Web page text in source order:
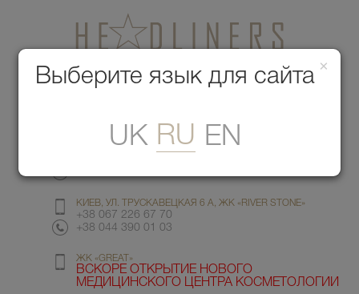
КИЕВ, УЛ. ГМЫРИ 6
КИЕВ, УЛ. ТРУСКАВЕЦКАЯ 6 А, ЖК «RIVER STONE»
+38 067 226 67 70
+38 044 390 01 03
ЖК «GREAT»
ВСКОРЕ ОТКРЫТИЕ НОВОГО
МЕДИЦИНСКОГО ЦЕНТРА КОСМЕТОЛОГИИ
×
Выберите язык для сайта
UK RU EN